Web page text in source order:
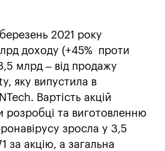
2021 року
доходу (+45% проти
млрд – від продажу
яку випустила в
Вартість акцій
розробці та виготовленню
зросла у 3,5
за акцію, а загальна